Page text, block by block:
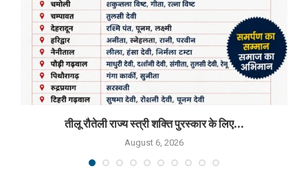
तीलू रौतेली राज्य स्त्री शक्ति पुरस्कार के लिए...
August 6, 2026